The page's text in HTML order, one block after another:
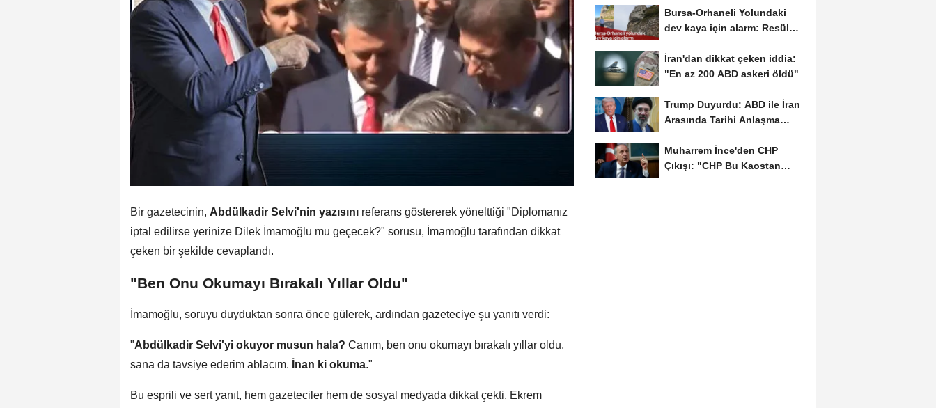
Bir gazetecinin, Abdülkadir Selvi'nin yazısını referans göstererek yönelttiği "Diplomanız
iptal edilirse yerinize Dilek İmamoğlu mu geçecek?" sorusu, İmamoğlu tarafından dikkat
çeken bir şekilde cevaplandı.
"Ben Onu Okumayı Bırakalı Yıllar Oldu"
İmamoğlu, soruyu duyduktan sonra önce gülerek, ardından gazeteciye şu yanıtı verdi:
"Abdülkadir Selvi'yi okuyor musun hala? Canım, ben onu okumayı bırakalı yıllar oldu,
sana da tavsiye ederim ablacım. İnan ki okuma."
Bu esprili ve sert yanıt, hem gazeteciler hem de sosyal medyada dikkat çekti. Ekrem
Bursa-Orhaneli Yolundaki
dev kaya için alarm: Resül
İran'dan dikkat çeken iddia:
"En az 200 ABD askeri öldü"
Trump Duyurdu: ABD ile İran
Arasında Tarihi Anlaşma
Muharrem İnce'den CHP
Çıkışı: "CHP Bu Kaostan